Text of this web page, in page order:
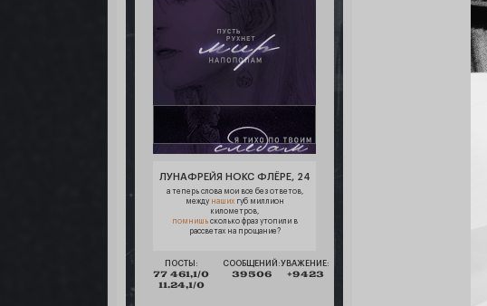
ЛУНАФРЕЙЯ НОКС ФЛЁРЕ, 24
а теперь слова мои все без ответов,
между нашихгуб миллион
километров,
помнишьсколько фраз утопили в
рассветах на прощание?
ПОСТЫ:
77 461,1/0
11.24,1/0
СООБЩЕНИЙ:
39506
УВАЖЕНИЕ:
+9423